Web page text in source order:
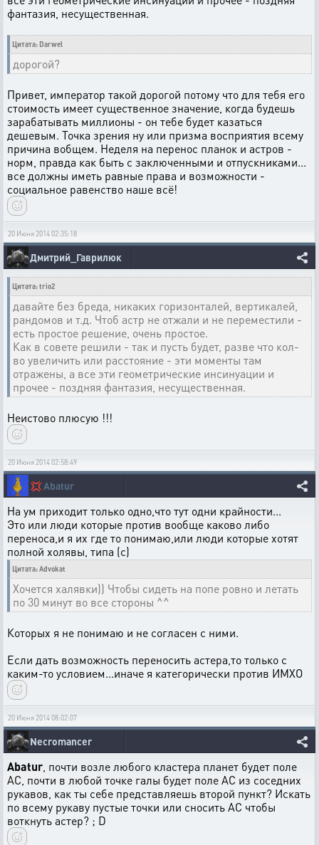
фантазия, несущественная.
Цитата: Darwel
дорогой?
Привет, император такой дорогой потому что для тебя его
стоимость имеет существенное значение, когда будешь
зарабатывать миллионы - он тебе будет казаться
дешевым. Точка зрения ну или призма восприятия всему
причина вобщем. Неделя на перенос планок и астров -
норм, правда как быть с заключенными и отпускниками...
все должны иметь равные права и возможности -
социальное равенство наше всё!
20 Июня 2014 02:35:18
Дмитрий_Гаврилюк
Цитата: trio2
давайте без бреда, никаких горизонталей, вертикалей,
рандомов и т.д. Чтоб астр не отжали и не переместили -
есть простое решение, очень простое.
Как в совете решили - так и пусть будет, разве что кол-
во увеличить или расстояние - эти моменты там
отражены, а все эти геометрические инсинуации и
прочее - поздняя фантазия, несущественная.
Неистово плюсую !!!
20 Июня 2014 02:58:49
💢Abatur
На ум приходит только одно,что тут одни крайности...
Это или люди которые против вообще каково либо
переноса,и я их где то понимаю,или люди которые хотят
полной холявы, типа (с)
Цитата: Advokat
Хочется халявки)) Чтобы сидеть на попе ровно и летать
по 30 минут во все стороны ^^
Которых я не понимаю и не согласен с ними.
Если дать возможность переносить астера,то только с
каким-то условием...иначе я категорически против ИМХО
20 Июня 2014 08:02:07
Necromancer
Abatur , почти возле любого кластера планет будет поле
АС, почти в любой точке галы будет поле АС из соседних
рукавов, как ты себе представляешь второй пункт? Искать
по всему рукаву пустые точки или сносить АС чтобы
воткнуть астер? ; D